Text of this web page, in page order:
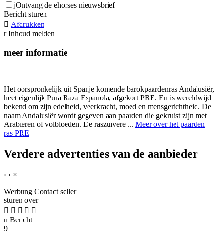
jOntvang de ehorses nieuwsbrief
Bericht sturen
 Afdrukken
r Inhoud melden
meer informatie
Het oorspronkelijk uit Spanje komende barokpaardenras Andalusiër,
heet eigenlijk Pura Raza Espanola, afgekort PRE. En is wereldwijd
bekend om zijn edelheid, veerkracht, moed en mensgerichtheid. De
naam Andalusiër wordt gegeven aan paarden die gekruist zijn met
Arabieren of volbloeden. De raszuivere ... Meer over het paarden
ras PRE
Verdere advertenties van de aanbieder
‹ › ×
Werbung Contact seller
sturen over
    
n Bericht
9